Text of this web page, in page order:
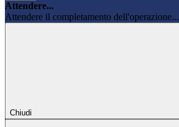
Attendere...
Attendere il completamento dell'operazione...
Chiudi